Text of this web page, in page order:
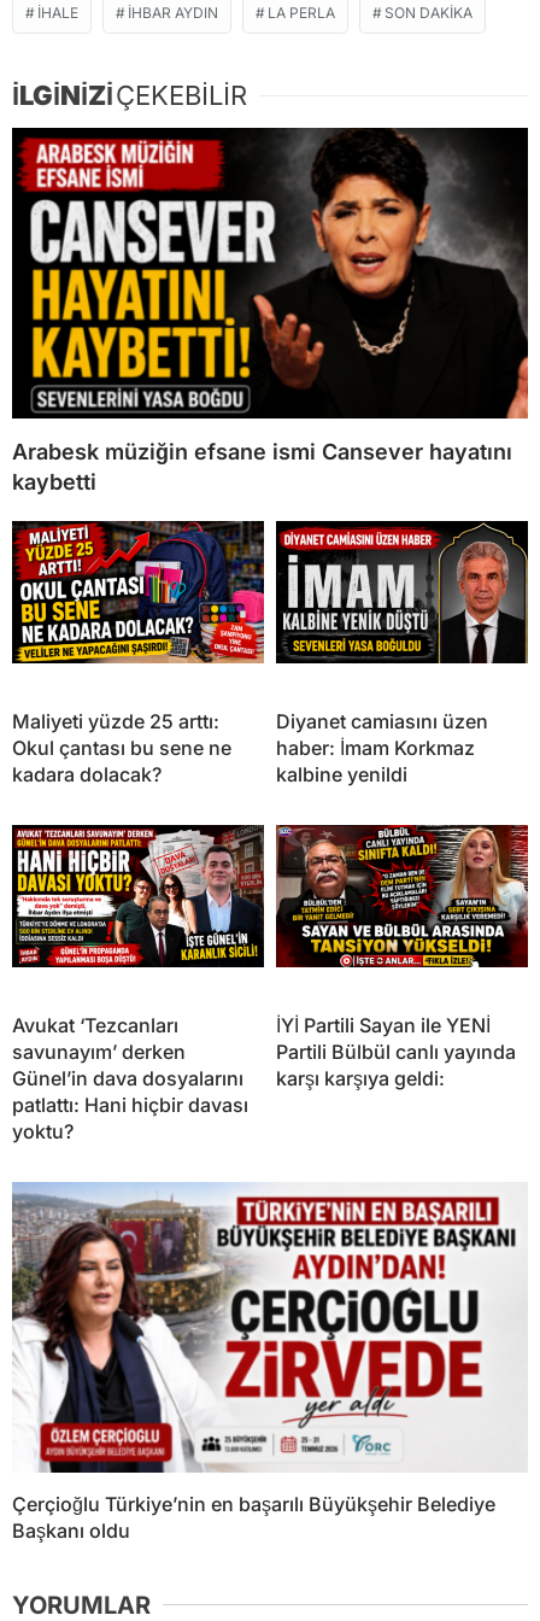
IHALE IHBAR AYDIN LA PERLA SON DAKIKA
İLGİNİZİÇEKEBİLİR
Arabesk müziğin efsane ismi Cansever hayatını
kaybetti
Maliyeti yüzde 25 arttı:
Okul çantası bu sene ne
kadara dolacak?
Diyanet camiasını üzen
haber: İmam Korkmaz
kalbine yenildi
Avukat ‘Tezcanları
savunayım’ derken
Günel’in dava dosyalarını
patlattı: Hani hiçbir davası
yoktu?
İYİ Partili Sayan ile YENİ
Partili Bülbül canlı yayında
karşı karşıya geldi:
Çerçioğlu Türkiye’nin en başarılı Büyükşehir Belediye
Başkanı oldu
YORUMLAR